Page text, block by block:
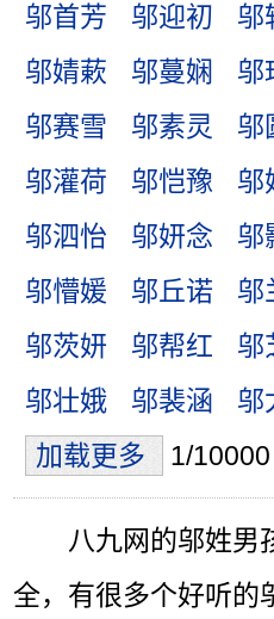
邬首芳
邬迎初 邬
邬婧蔌
邬蔓娴 邬
邬赛雪
邬素灵 邬
邬灌荷
邬恺豫 邬
邬泗怡
邬妍念 邬
邬懵媛
邬丘诺 邬
邬茨妍
邬帮红 邬
邬壮娥
邬裴涵
邬
加载更多
1/10000
八九网的邬姓男
全，有很多个好听的